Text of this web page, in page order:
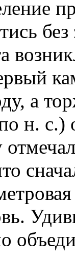
а
н. с.)